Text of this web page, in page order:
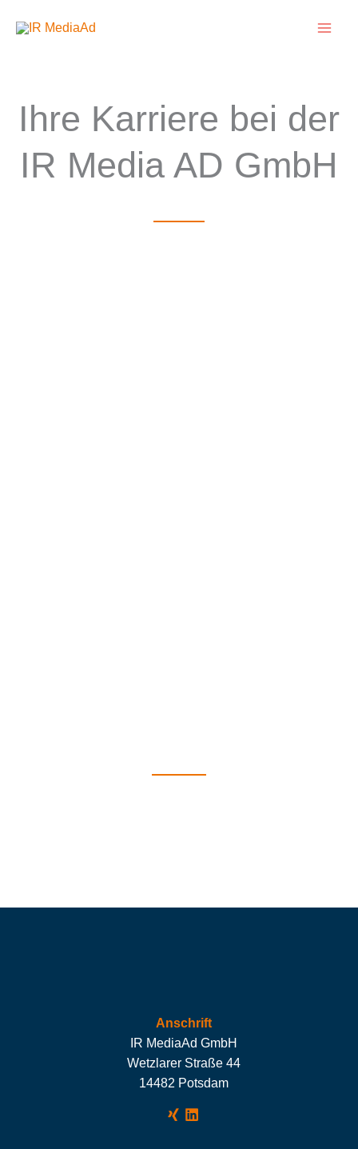
Inhalt
Ihre Karriere bei der
IR Media AD GmbH
Anschrift
IR MediaAd GmbH
Wetzlarer Straße 44
14482 Potsdam